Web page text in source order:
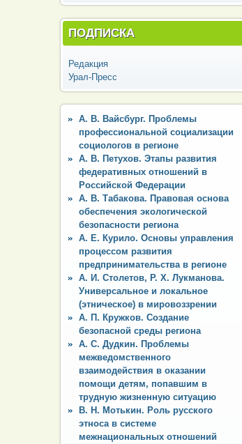
ПОДПИСКА
Редакция
Урал-Пресс
А. В. Вайсбург. Проблемы
профессиональной социализации
социологов в регионе
А. В. Петухов. Этапы развития
федеративных отношений в
Российской Федерации
А. В. Табакова. Правовая основа
обеспечения экологической
безопасности региона
А. Е. Курило. Основы управления
процессом развития
предпринимательства в регионе
А. И. Столетов, Р. Х. Лукманова.
Универсальное и локальное
(этническое) в мировоззрении
А. П. Кружков. Создание
безопасной среды региона
А. С. Дудкин. Проблемы
межведомственного
взаимодействия в оказании
помощи детям, попавшим в
трудную жизненную ситуацию
В. Н. Мотькин. Роль русского
этноса в системе
межнациональных отношений